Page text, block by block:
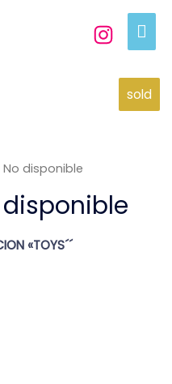
sold
No disponible
disponible
«TOYS´´